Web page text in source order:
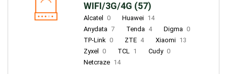
WIFI/3G/4G (57)
Alcatel 0 Huawei 14
Anydata 7 Tenda 4 Digma 0
TP-Link 0 ZTE 4 Xiaomi 13
Zyxel
0 TCL 1 Cudy 0
Netcraze 14